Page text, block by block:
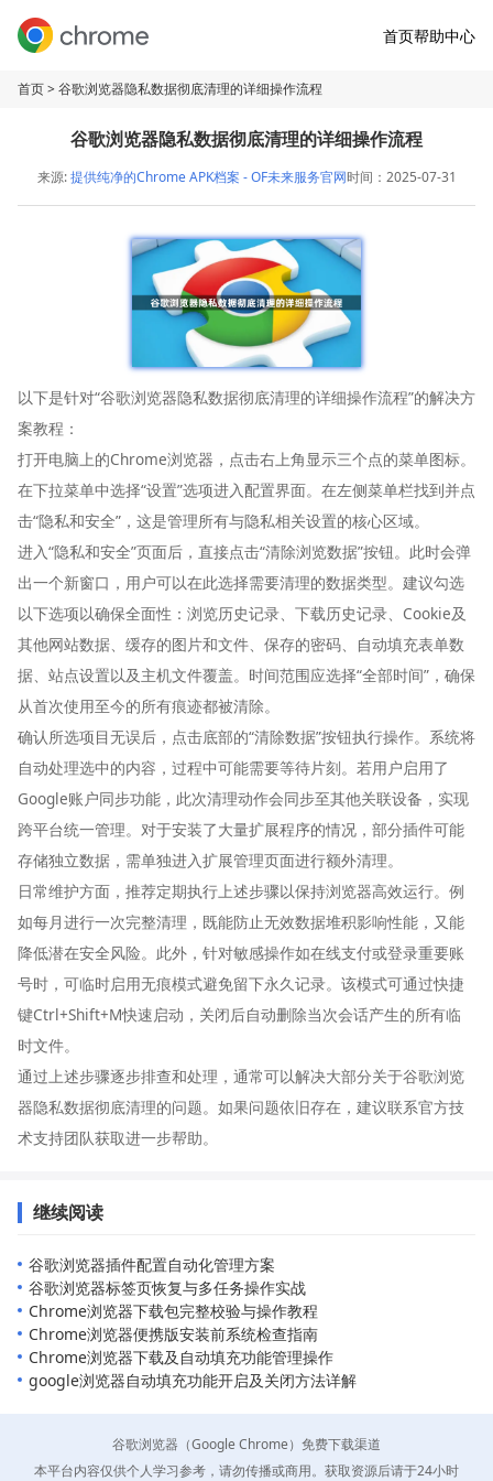
首页帮助中心
首页> 谷歌浏览器隐私数据彻底清理的详细操作流程
谷歌浏览器隐私数据彻底清理的详细操作流程
来源:提供纯净的Chrome APK档案 - OF未来服务官网时间：2025-07-31
以下是针对“谷歌浏览器隐私数据彻底清理的详细操作流程”的解决方
案教程：
打开电脑上的Chrome浏览器，点击右上角显示三个点的菜单图标。
在下拉菜单中选择“设置”选项进入配置界面。在左侧菜单栏找到并点
击“隐私和安全”，这是管理所有与隐私相关设置的核心区域。
进入“隐私和安全”页面后，直接点击“清除浏览数据”按钮。此时会弹
出一个新窗口，用户可以在此选择需要清理的数据类型。建议勾选
以下选项以确保全面性：浏览历史记录、下载历史记录、Cookie及
其他网站数据、缓存的图片和文件、保存的密码、自动填充表单数
据、站点设置以及主机文件覆盖。时间范围应选择“全部时间”，确保
从首次使用至今的所有痕迹都被清除。
确认所选项目无误后，点击底部的“清除数据”按钮执行操作。系统将
自动处理选中的内容，过程中可能需要等待片刻。若用户启用了
Google账户同步功能，此次清理动作会同步至其他关联设备，实现
跨平台统一管理。对于安装了大量扩展程序的情况，部分插件可能
存储独立数据，需单独进入扩展管理页面进行额外清理。
日常维护方面，推荐定期执行上述步骤以保持浏览器高效运行。例
如每月进行一次完整清理，既能防止无效数据堆积影响性能，又能
降低潜在安全风险。此外，针对敏感操作如在线支付或登录重要账
号时，可临时启用无痕模式避免留下永久记录。该模式可通过快捷
键Ctrl+Shift+M快速启动，关闭后自动删除当次会话产生的所有临
时文件。
通过上述步骤逐步排查和处理，通常可以解决大部分关于谷歌浏览
器隐私数据彻底清理的问题。如果问题依旧存在，建议联系官方技
术支持团队获取进一步帮助。
继续阅读
谷歌浏览器插件配置自动化管理方案
谷歌浏览器标签页恢复与多任务操作实战
Chrome浏览器下载包完整校验与操作教程
Chrome浏览器便携版安装前系统检查指南
Chrome浏览器下载及自动填充功能管理操作
google浏览器自动填充功能开启及关闭方法详解
谷歌浏览器（Google Chrome）免费下载渠道
本平台内容仅供个人学习参考，请勿传播或商用。获取资源后请于24小时